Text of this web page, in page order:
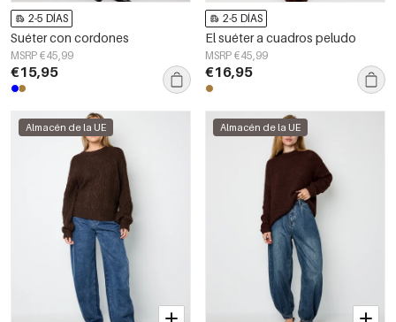
2-5 DÍAS
Suéter con cordones
MSRP €45,99
€15,95
2-5 DÍAS
El suéter a cuadros peludo
MSRP €45,99
€16,95
Almacén de la UE Almacén de la UE